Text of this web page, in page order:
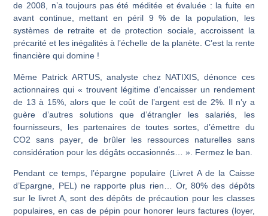
de 2008, n’a toujours pas été méditée et évaluée : la fuite en
avant continue, mettant en péril 9 % de la population, les
systèmes de retraite et de protection sociale, accroissent la
précarité et les inégalités à l’échelle de la planète. C’est la rente
financière qui domine !
Même Patrick ARTUS, analyste chez NATIXIS, dénonce ces
actionnaires qui « trouvent légitime d’encaisser un rendement
de 13 à 15%, alors que le coût de l’argent est de 2%. Il n’y a
guère d’autres solutions qued’étrangler les salariés, les
fournisseurs, les partenaires de toutes sortes, d’émettre du
CO2 sans payer , de brûler les ressources naturelles sans
considération pour les dégâts occasionnés… ». Fermez le ban.
Pendant ce temps, l’épargne populaire (Livret A de la Caisse
d’Epargne, PEL) ne rapporte plus rien…
Or, 80% des dépôts
sur le livret A, sont des dépôts de précaution pour les classes
populaires, en cas de pépin pour honorer leurs factures (loyer,